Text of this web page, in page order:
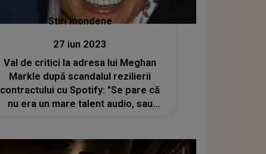
Stiri mondene
27 iun 2023
Val de critici la adresa lui Meghan
Markle după scandalul rezilierii
contractului cu Spotify: "Se pare că
nu era un mare talent audio, sau